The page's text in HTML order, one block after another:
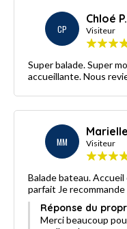
CP
Chloé P.
Visiteur
Super balade. Super
accueillante. Nous
MM Visiteur
Balade bateau.
parfait Je recommande
Réponse du
Merci beaucoup